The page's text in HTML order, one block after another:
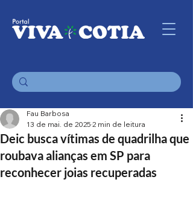
Deic busca vítimas de quadrilha que
roubava alianças em SP para
reconhecer joias recuperadas
Fau Barbosa
13 de mai. de 2025 2 min de leitura